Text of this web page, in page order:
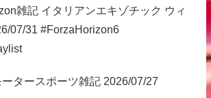
雑記 イタリアンエキゾチック ウィ
07/31 #ForzaHorizon6
タースポーツ雑記 2026/07/27